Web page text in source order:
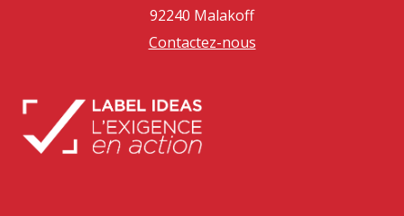
92240 Malakoff
Contactez-nous